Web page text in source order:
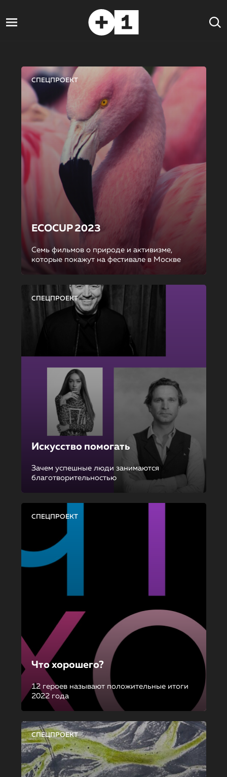
СПЕЦПРОЕКТ
ECOCUP 2023
Семь фильмов о природе и активизме,
которые покажут на фестивале в Москве
СПЕЦПРОЕКТ
Искусство помогать
Зачем успешные люди занимаются
благотворительностью
СПЕЦПРОЕКТ
Что хорошего?
12 героев называют положительные итоги
2022 года
СПЕЦПРОЕКТ